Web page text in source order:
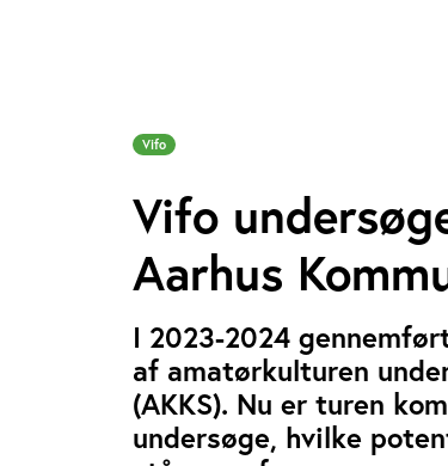
Vifo
Vifo
Aarhus
I 2023-2024
af amatørkulturen
(AKKS). Nu er turen
undersøge, hvilke